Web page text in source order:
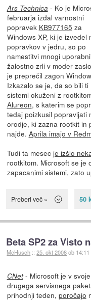
Ars Technica - Ko je
februarja izdal varnostni
popravek KB977165 za
Windows XP, ki je izvedel
popravkov v jedru, so po
namestitvi mnogi
žalostno zrli v moder
je preprečil zagon
Izkazalo se je, da so bili ti
sistemi okuženi z
Alureon, s katerim se
tedaj poizkusil popravljati
orodje, ki zazna rootkit in
najde. Aprila imajo v
Tudi ta mesec je izšlo
rootkitom. Microsoft se je
zapacanimi sistemi, zato
Preberi več » 50
Beta SP2 za Visto
McHusch ::25. okt 2008ob 14:11
CNet- Microsoft je v
drugega servisnega
prihodnji teden, poročajo